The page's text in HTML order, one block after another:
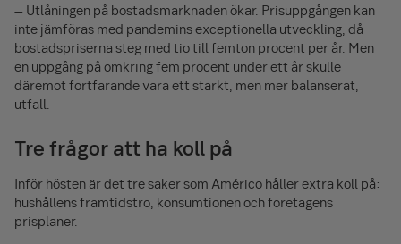
– Utlåningen på bostadsmarknaden ökar. Prisuppgången kan
inte jämföras med pandemins exceptionella utveckling, då
bostadspriserna steg med tio till femton procent per år. Men
en uppgång på omkring fem procent under ett år skulle
däremot fortfarande vara ett starkt, men mer balanserat,
utfall.
Tre frågor att ha koll på
Inför hösten är det tre saker som Américo håller extra koll på:
hushållens framtidstro, konsumtionen och företagens
prisplaner.